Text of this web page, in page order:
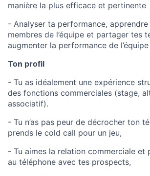
manière la plus efficace et pertinente
- Analyser ta performance,
membres de l’équipe et partager tes
augmenter la performance de l’équipe
Ton profil
- Tu as idéalement une expérience
des fonctions commerciales (stage,
associatif).
- Tu n’as pas peur de décrocher ton
prends le cold call pour un jeu,
- Tu aimes la relation commerciale et
au téléphone avec tes prospects,